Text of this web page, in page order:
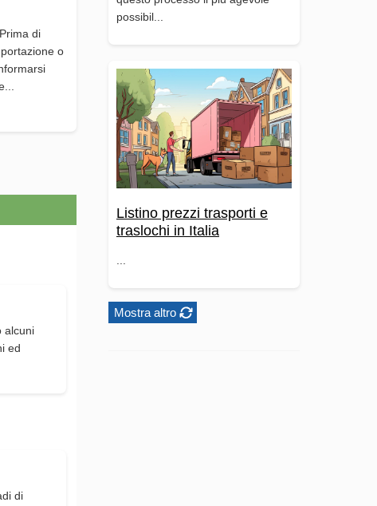
possibil...
Listino prezzi trasporti e
traslochi in Italia
...
Mostra altro
di
o
alcuni
ed
di